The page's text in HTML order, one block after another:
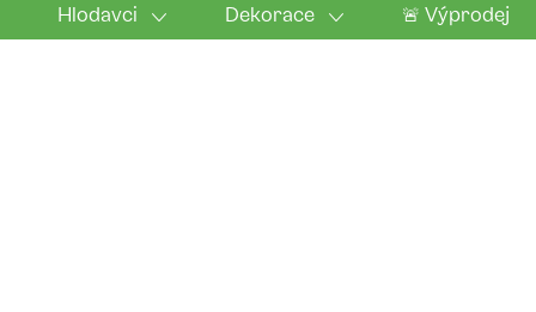
Hlodavci Dekorace 🚨 Výprodej